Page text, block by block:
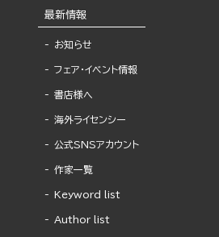
最新情報
お知らせ
フェア・イベント情報
書店様へ
海外ライセンシー
公式SNSアカウント
作家一覧
Keyword list
Author list